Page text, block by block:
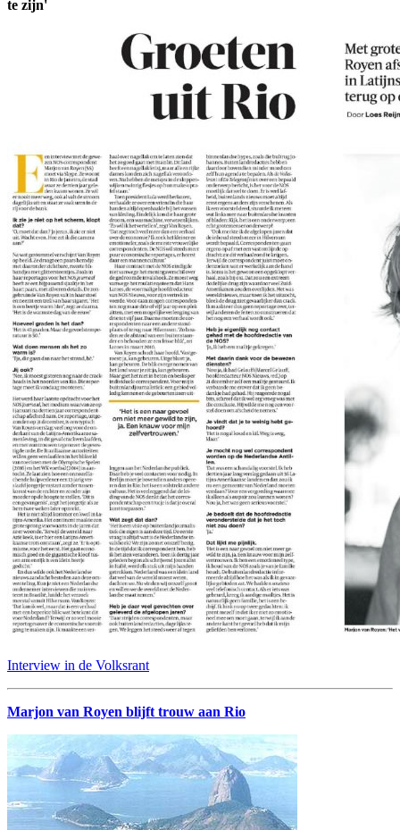
te zijn'
Interview in de Volksrant
Marjon van Royen blijft trouw aan Rio